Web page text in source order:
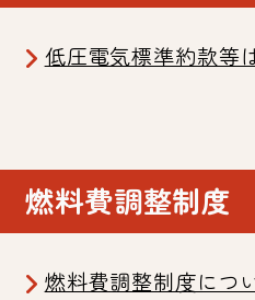
低圧電気標準約款等
燃料費調整制度
燃料費調整制度につ